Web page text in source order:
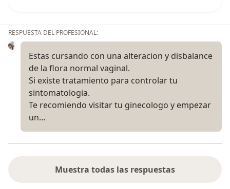
RESPUESTA DEL PROFESIONAL:
Estas cursando con una alteracion y disbalance
de la flora normal vaginal.
Si existe tratamiento para controlar tu
sintomatologia.
Te recomiendo visitar tu ginecologo y empezar
un…
Muestra todas las respuestas